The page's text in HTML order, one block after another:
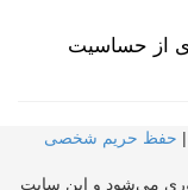
از حساسیت
| حفظ حریم شخصی
می‌شود و این سایت